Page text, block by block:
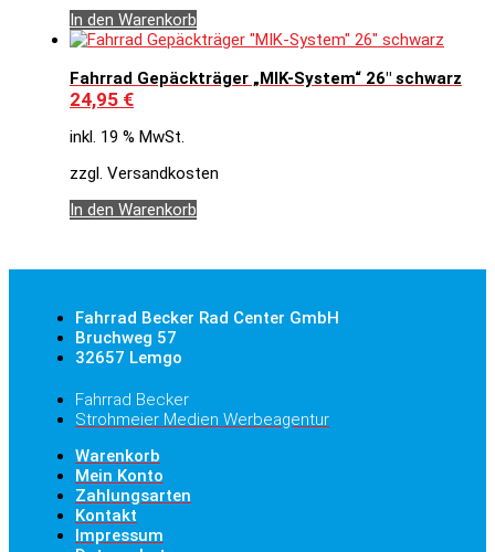
In den Warenkorb
Fahrrad Gepäckträger „MIK-System“ 26″ schwarz
24,95 €
inkl. 19 % MwSt.
zzgl. Versandkosten
In den Warenkorb
Fahrrad Becker Rad Center GmbH
Bruchweg 57
32657 Lemgo
Fahrrad Becker
Strohmeier Medien Werbeagentur
Warenkorb
Mein Konto
Zahlungsarten
Kontakt
Impressum